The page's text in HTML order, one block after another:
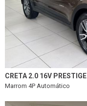
CRETA 2.0 16V PRESTIGE
Marrom 4P Automático